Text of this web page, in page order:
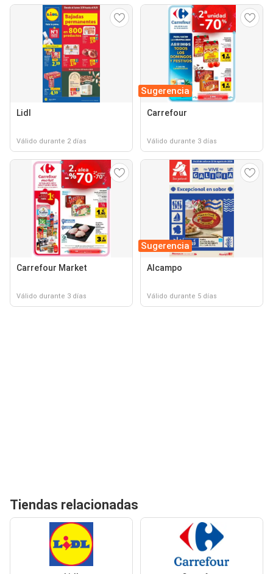
Lidl
Válido durante 2 días
Sugerencia
Carrefour
Válido durante 3 días
Carrefour Market
Válido durante 3 días
Sugerencia
Alcampo
Válido durante 5 días
Tiendas relacionadas